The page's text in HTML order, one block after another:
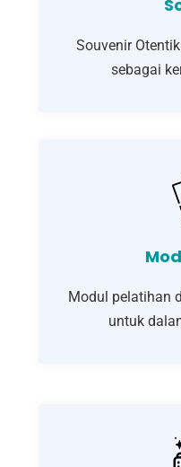
Souvenir
sebagai
Modul pelatihan
untuk